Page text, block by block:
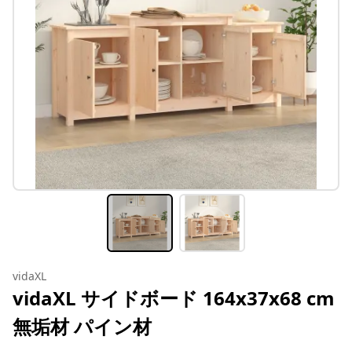
vidaXL
vidaXL サイドボード 164x37x68 cm
無垢材 パイン材